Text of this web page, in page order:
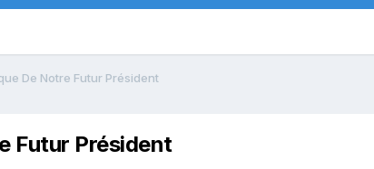
De Notre Futur Président
Futur Président